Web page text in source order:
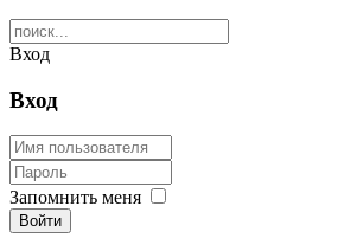
Вход
Вход
Запомнить меня
Войти